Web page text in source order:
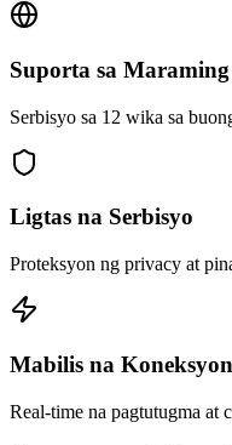
Suporta sa
Serbisyo sa 12 wika sa
Ligtas na Serbisyo
Proteksyon ng privacy at
Mabilis na Koneksyon
Real-time na pagtutugma at